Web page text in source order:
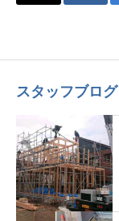
スタッフブログ